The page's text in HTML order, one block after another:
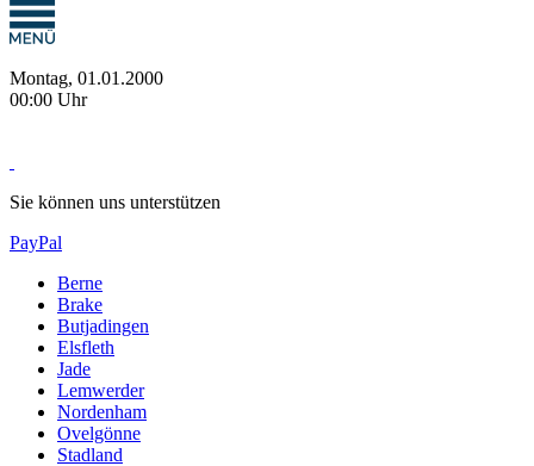
Montag, 01.01.2000
00:00 Uhr
Sie können uns unterstützen
PayPal
Berne
Brake
Butjadingen
Elsfleth
Jade
Lemwerder
Nordenham
Ovelgönne
Stadland